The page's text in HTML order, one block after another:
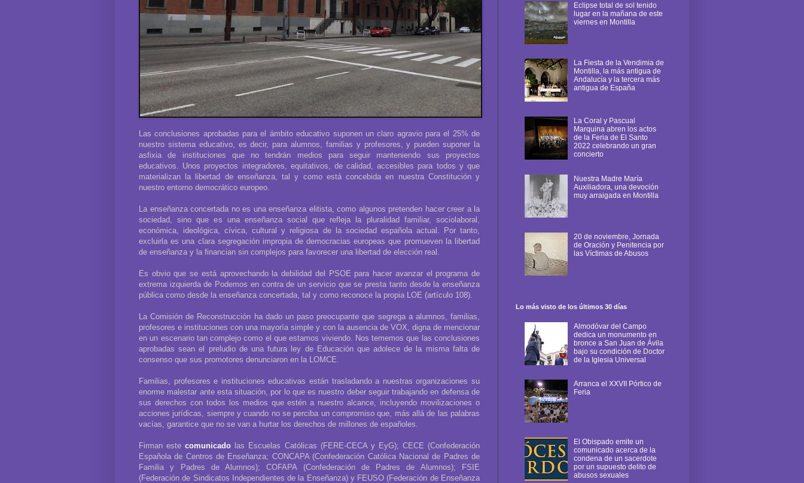
Las conclusiones aprobadas para el ámbito educativo suponen un claro agravio para el 25% de
nuestro sistema educativo, es decir, para alumnos, familias y profesores, y pueden suponer la
asfixia de instituciones que no tendrán medios para seguir manteniendo sus proyectos
educativos. Unos proyectos integradores, equitativos, de calidad, accesibles para todos y que
materializan la libertad de enseñanza, tal y como está concebida en nuestra Constitución y
nuestro entorno democrático europeo.
La enseñanza concertada no es una enseñanza elitista, como algunos pretenden hacer creer a la
sociedad, sino que es una enseñanza social que refleja la pluralidad familiar, sociolaboral,
económica, ideológica, cívica, cultural y religiosa de la sociedad española actual. Por tanto,
excluirla es una clara segregación impropia de democracias europeas que promueven la libertad
de enseñanza y la financian sin complejos para favorecer una libertad de elección real.
Es obvio que se está aprovechando la debilidad del PSOE para hacer avanzar el programa de
extrema izquierda de Podemos en contra de un servicio que se presta tanto desde la enseñanza
pública como desde la enseñanza concertada, tal y como reconoce la propia LOE (artículo 108).
La Comisión de Reconstrucción ha dado un paso preocupante que segrega a alumnos, familias,
profesores e instituciones con una mayoría simple y con la ausencia de VOX, digna de mencionar
en un escenario tan complejo como el que estamos viviendo. Nos tememos que las conclusiones
aprobadas sean el preludio de una futura ley de Educación que adolece de la misma falta de
consenso que sus promotores denunciaron en la LOMCE.
Familias, profesores e instituciones educativas están trasladando a nuestras organizaciones su
enorme malestar ante esta situación, por lo que es nuestro deber seguir trabajando en defensa de
sus derechos con todos los medios que estén a nuestro alcance, incluyendo movilizaciones o
acciones jurídicas, siempre y cuando no se perciba un compromiso que, más allá de las palabras
vacías, garantice que no se van a hurtar los derechos de millones de españoles.
Firman estecomunicado las Escuelas Católicas (FERE-CECA y EyG); CECE (Confederación
Española de Centros de Enseñanza; CONCAPA (Confederación Católica Nacional de Padres de
Familia y Padres de Alumnos); COFAPA (Confederación de Padres de Alumnos); FSIE
(Federación de Sindicatos Independientes de la Enseñanza) y FEUSO (Federación de Enseñanza
Eclipse total de sol tenido
lugar en la mañana de este
viernes en Montilla
La Fiesta de la Vendimia de
Montilla, la más antigua de
Andalucía y la tercera más
antigua de España
La Coral y Pascual
Marquina abren los actos
de la Feria de El Santo
2022 celebrando un gran
concierto
Nuestra Madre María
Auxiliadora, una devoción
muy arraigada en Montilla
20 de noviembre, Jornada
de Oración y Penitencia por
las Víctimas de Abusos
Lo más visto de los últimos 30 días
Almodóvar del Campo
dedica un monumento en
bronce a San Juan de Ávila
bajo su condición de Doctor
de la Iglesia Universal
Arranca el XXVII Pórtico de
Feria
El Obispado emite un
comunicado acerca de la
condena de un sacerdote
por un supuesto delito de
abusos sexuales